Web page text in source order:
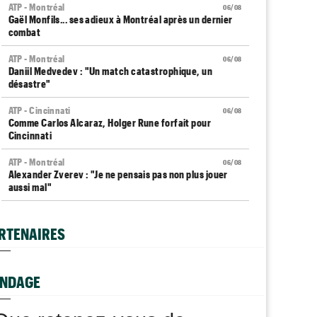
06/08
ATP - Montréal
Gaël Monfils... ses adieux à Montréal après un dernier
combat
06/08
ATP - Montréal
Daniil Medvedev : "Un match catastrophique, un
désastre"
06/08
ATP - Cincinnati
Comme Carlos Alcaraz, Holger Rune forfait pour
Cincinnati
06/08
ATP - Montréal
Alexander Zverev : "Je ne pensais pas non plus jouer
aussi mal"
mais..."
Auger-Aliassime, forfait : "Une douleur au niveau du
dos"